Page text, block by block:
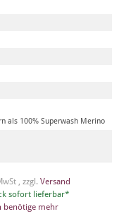
als 100% Superwash Merino
, zzgl. Versand
sofort lieferbar*
benötige mehr